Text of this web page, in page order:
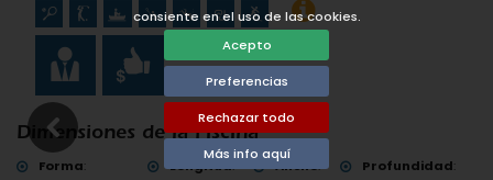
consiente en el uso de las cookies.
Acepto
Preferencias
Rechazar todo
Más info aquí
Dimensiones de la Piscina
Forma:
Longitud:
Ancho:
Profundidad: